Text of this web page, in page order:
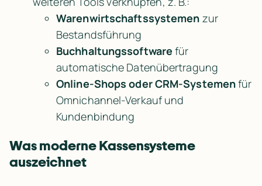
Warenwirtschaftssystemen zur
Bestandsführung
Buchhaltungssoftware für
automatische Datenübertragung
Online-Shops oder CRM-Systemen für
Omnichannel-Verkauf und
Kundenbindung
Was moderne Kassensysteme
auszeichnet